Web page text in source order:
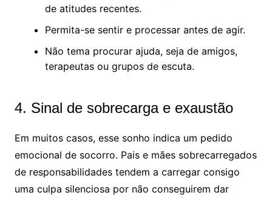
de atitudes recentes.
Permita-se sentir e processar antes de agir.
Não tema procurar ajuda, seja de amigos,
terapeutas ou grupos de escuta.
4. Sinal de sobrecarga e exaustão
Em muitos casos, esse sonho indica um pedido
emocional de socorro. Pais e mães sobrecarregados
de responsabilidades tendem a carregar consigo
uma culpa silenciosa por não conseguirem dar